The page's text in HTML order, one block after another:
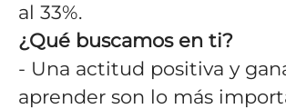
al 33%.
¿Qué buscamos en ti?
- Una actitud positiva y
aprender son lo más